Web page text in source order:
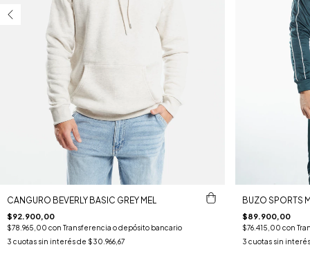
CANGURO BEVERLY BASIC GREY MEL
$92.900,00
$78.965,00 con Transferencia o depósito bancario
3 cuotas sin interés de $30.966,67
BUZO SPORTS
$89.900,00
$76.415,00 con
3 cuotas sin